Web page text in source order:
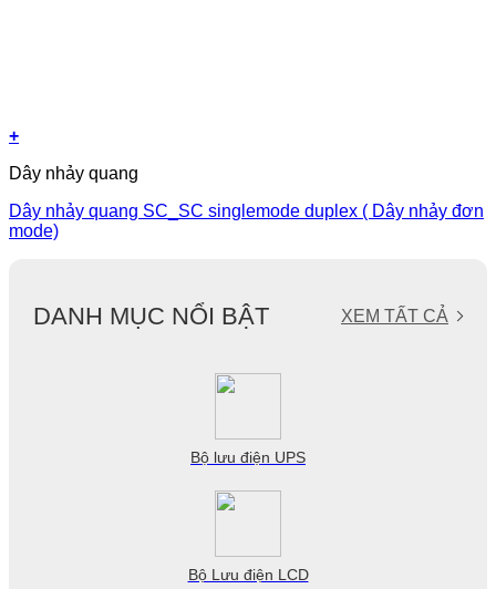
+
Dây nhảy quang
Dây nhảy quang SC_SC singlemode duplex ( Dây nhảy đơn
mode)
DANH MỤC NỔI BẬT XEM TẤT CẢ
Bộ lưu điện UPS
Bộ Lưu điện LCD